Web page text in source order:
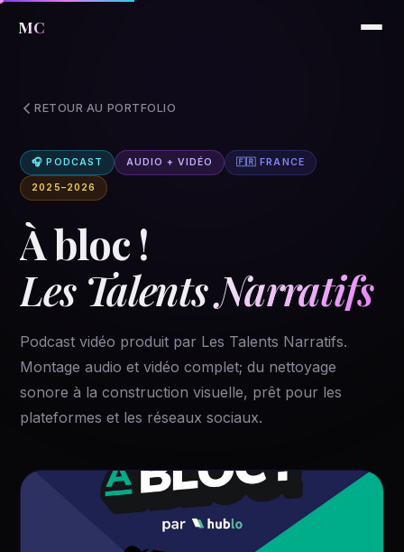
MC
RETOUR AU PORTFOLIO
🎧 PODCAST AUDIO + VIDÉO 🇫🇷 FRANCE
2025–2026
À bloc !
Les Talents Narratifs
Podcast vidéo produit par Les Talents Narratifs.
Montage audio et vidéo complet; du nettoyage
sonore à la construction visuelle, prêt pour les
plateformes et les réseaux sociaux.